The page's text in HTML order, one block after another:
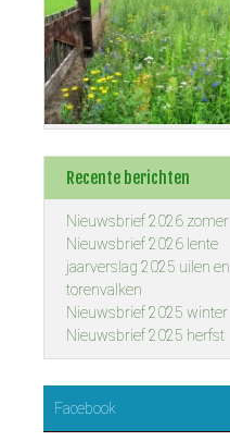
Recente berichten
Nieuwsbrief 2026 zomer
Nieuwsbrief 2026 lente
jaarverslag 2025 uilen en
torenvalken
Nieuwsbrief 2025 winter
Nieuwsbrief 2025 herfst
Facebook